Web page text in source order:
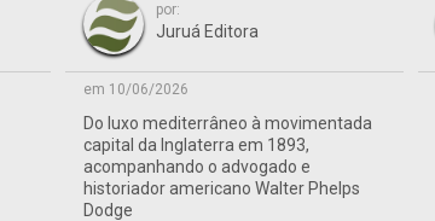
por:
Juruá Editora
em 10/06/2026
Do luxo mediterrâneo à movimentada
capital da Inglaterra em 1893,
acompanhando o advogado e
historiador americano Walter Phelps
Dodge